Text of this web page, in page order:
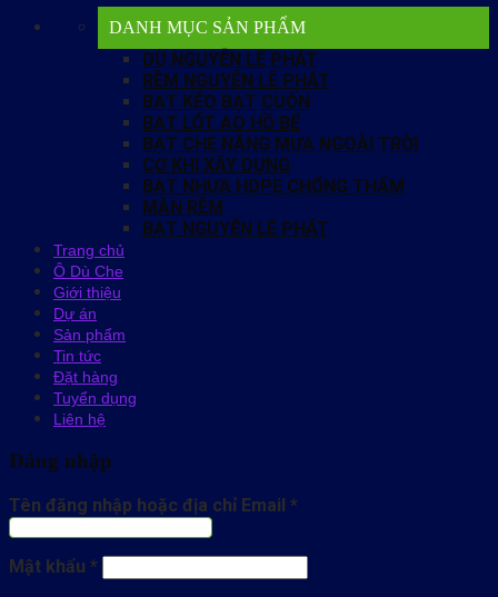
DANH MỤC SẢN PHẨM
DÙ NGUYỄN LÊ PHÁT
RÈM NGUYỄN LÊ PHÁT
BẠT KÉO BẠT CUỐN
BẠT LÓT AO HỒ BỂ
BẠT CHE NẮNG MƯA NGOÀI TRỜI
CƠ KHI XÂY DỰNG
BẠT NHỰA HDPE CHỐNG THẤM
MÀN RÈM
BẠT NGUYỄN LÊ PHÁT
Trang chủ
Ô Dù Che
Giới thiệu
Dự án
Sản phẩm
Tin tức
Đặt hàng
Tuyển dụng
Liên hệ
Đăng nhập
Tên đăng nhập hoặc địa chỉ Email *
Mật khẩu *